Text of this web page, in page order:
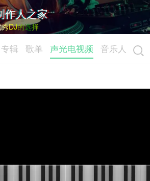
作人之家
DJ的选择
专辑 歌单 声光电视频 音乐人